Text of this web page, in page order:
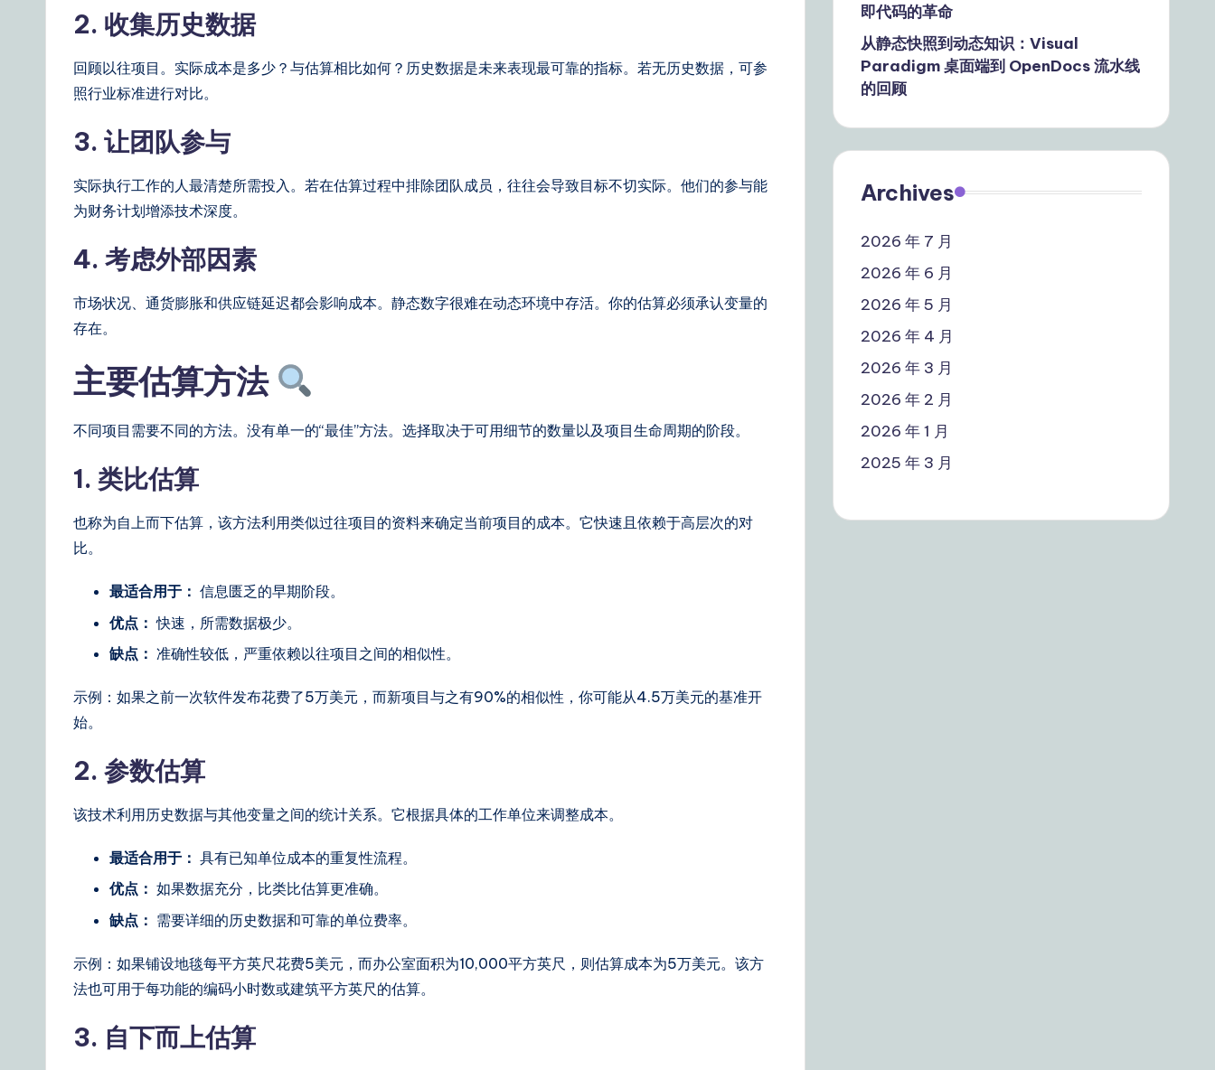
ft
w
lu
ti
2. 收集历史数据
回顾以往项目。实际成本是多少？与估算相比如何？历史数据是未来表现最可靠的指标。若无历史数据，可参
照行业标准进行对比。
3. 让团队参与
实际执行工作的人最清楚所需投入。若在估算过程中排除团队成员，往往会导致目标不切实际。他们的参与能
为财务计划增添技术深度。
4. 考虑外部因素
市场状况、通货膨胀和供应链延迟都会影响成本。静态数字很难在动态环境中存活。你的估算必须承认变量的
存在。
主要估算方法
不同项目需要不同的方法。没有单一的“最佳”方法。选择取决于可用细节的数量以及项目生命周期的阶段。
1. 类比估算
也称为自上而下估算，该方法利用类似过往项目的资料来确定当前项目的成本。它快速且依赖于高层次的对
比。
最适合用于： 信息匮乏的早期阶段。
优点： 快速，所需数据极少。
缺点： 准确性较低，严重依赖以往项目之间的相似性。
示例：如果之前一次软件发布花费了5万美元，而新项目与之有90%的相似性，你可能从4.5万美元的基准开
始。
2. 参数估算
该技术利用历史数据与其他变量之间的统计关系。它根据具体的工作单位来调整成本。
最适合用于： 具有已知单位成本的重复性流程。
优点： 如果数据充分，比类比估算更准确。
缺点： 需要详细的历史数据和可靠的单位费率。
示例：如果铺设地毯每平方英尺花费5美元，而办公室面积为10,000平方英尺，则估算成本为5万美元。该方
法也可用于每功能的编码小时数或建筑平方英尺的估算。
3. 自下而上估算
即代码的革命
从静态快照到动态知识：Visual
Paradigm 桌面端到 OpenDocs 流水线
的回顾
Archives
2026 年 7 月
2026 年 6 月
2026 年 5 月
2026 年 4 月
2026 年 3 月
2026 年 2 月
2026 年 1 月
2025 年 3 月